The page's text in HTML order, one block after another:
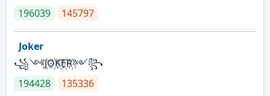
196039
145797
Joker
꧁༺J꙰O꙰K꙰E꙰R꙰༻꧂
194428
135336